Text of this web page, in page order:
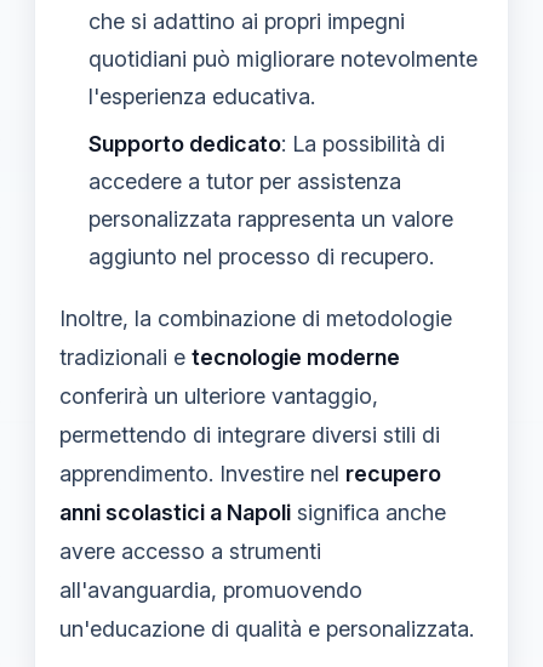
che si adattino ai propri impegni
quotidiani può migliorare notevolmente
l'esperienza educativa.
Supporto dedicato: La possibilità di
accedere a tutor per assistenza
personalizzata rappresenta un valore
aggiunto nel processo di recupero.
Inoltre, la combinazione di metodologie
tradizionali e tecnologie moderne
conferirà un ulteriore vantaggio,
permettendo di integrare diversi stili di
apprendimento. Investire nel recupero
anni scolastici a Napoli significa anche
avere accesso a strumenti
all'avanguardia, promuovendo
un'educazione di qualità e personalizzata.